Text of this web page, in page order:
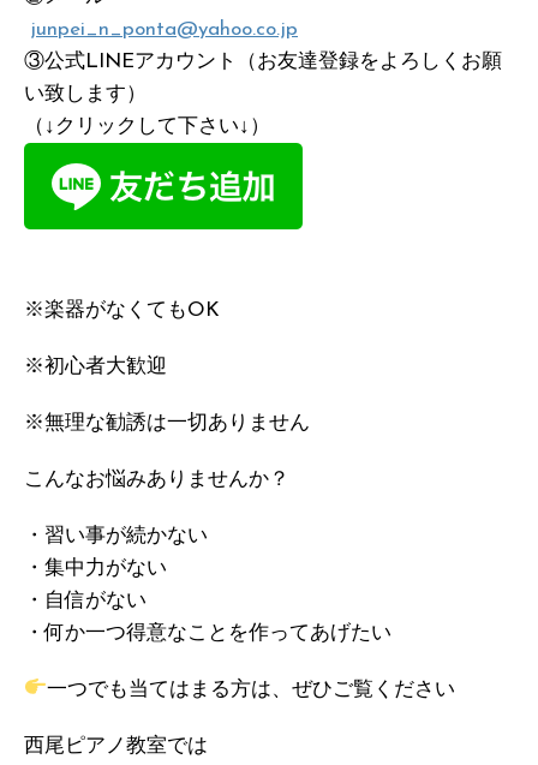
junpei_n_ponta@yahoo.co.jp
③公式LINEアカウント（お友達登録をよろしくお願
い致します）
（↓クリックして下さい↓）
※楽器がなくてもOK
※初心者大歓迎
※無理な勧誘は一切ありません
こんなお悩みありませんか？
・習い事が続かない
・集中力がない
・自信がない
・何か一つ得意なことを作ってあげたい
一つでも当てはまる方は、ぜひご覧ください
西尾ピアノ教室では